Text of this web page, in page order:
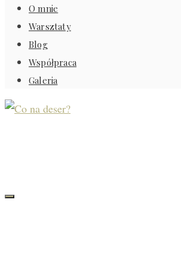
O mnie
Warsztaty
Blog
Współpraca
Galeria